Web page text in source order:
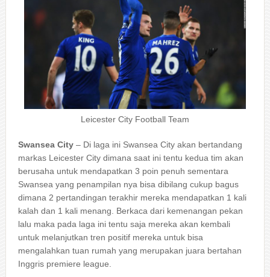
Leicester City Football Team
Swansea City– Di laga ini Swansea City akan bertandang
markas Leicester City dimana saat ini tentu kedua tim akan
berusaha untuk mendapatkan 3 poin penuh sementara
Swansea yang penampilan nya bisa dibilang cukup bagus
dimana 2 pertandingan terakhir mereka mendapatkan 1 kali
kalah dan 1 kali menang. Berkaca dari kemenangan pekan
lalu maka pada laga ini tentu saja mereka akan kembali
untuk melanjutkan tren positif mereka untuk bisa
mengalahkan tuan rumah yang merupakan juara bertahan
Inggris premiere league.